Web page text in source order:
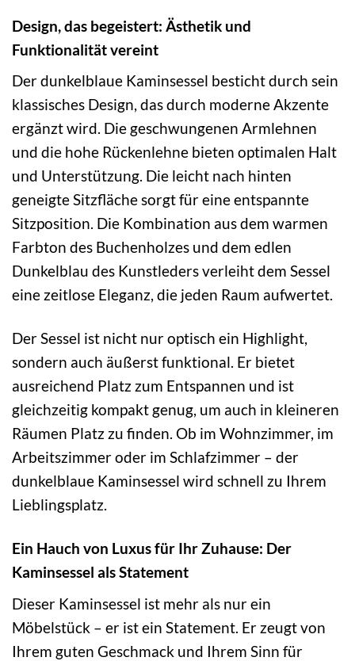
Design, das begeistert: Ästhetik und
Funktionalität vereint
Der dunkelblaue Kaminsessel besticht durch sein
klassisches Design, das durch moderne Akzente
ergänzt wird. Die geschwungenen Armlehnen
und die hohe Rückenlehne bieten optimalen Halt
und Unterstützung. Die leicht nach hinten
geneigte Sitzfläche sorgt für eine entspannte
Sitzposition. Die Kombination aus dem warmen
Farbton des Buchenholzes und dem edlen
Dunkelblau des Kunstleders verleiht dem Sessel
eine zeitlose Eleganz, die jeden Raum aufwertet.
Der Sessel ist nicht nur optisch ein Highlight,
sondern auch äußerst funktional. Er bietet
ausreichend Platz zum Entspannen und ist
gleichzeitig kompakt genug, um auch in kleineren
Räumen Platz zu finden. Ob im Wohnzimmer, im
Arbeitszimmer oder im Schlafzimmer – der
dunkelblaue Kaminsessel wird schnell zu Ihrem
Lieblingsplatz.
Ein Hauch von Luxus für Ihr Zuhause: Der
Kaminsessel als Statement
Dieser Kaminsessel ist mehr als nur ein
Möbelstück – er ist ein Statement. Er zeugt von
Ihrem guten Geschmack und Ihrem Sinn für